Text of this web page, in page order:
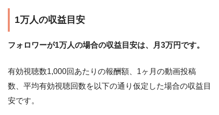
1万人の収益目安
フォロワーが1万人の場合の収益目安は、月3万円です。
有効視聴数1,000回あたりの報酬額、1ヶ月の動画投稿
数、平均有効視聴回数を以下の通り仮定した場合の収益目
安です。